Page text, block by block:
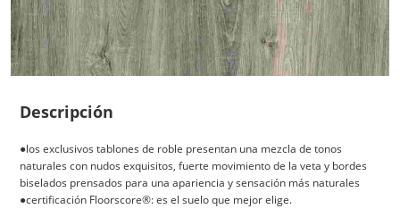
Descripción
●los exclusivos tablones de roble presentan una mezcla de tonos
naturales con nudos exquisitos, fuerte movimiento de la veta y bordes
biselados prensados para una apariencia y sensación más naturales
●certificación Floorscore®: es el suelo que mejor elige.